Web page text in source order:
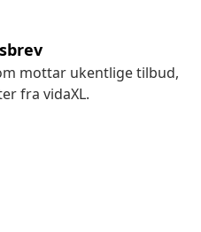
mottar ukentlige tilbud,
fra vidaXL.